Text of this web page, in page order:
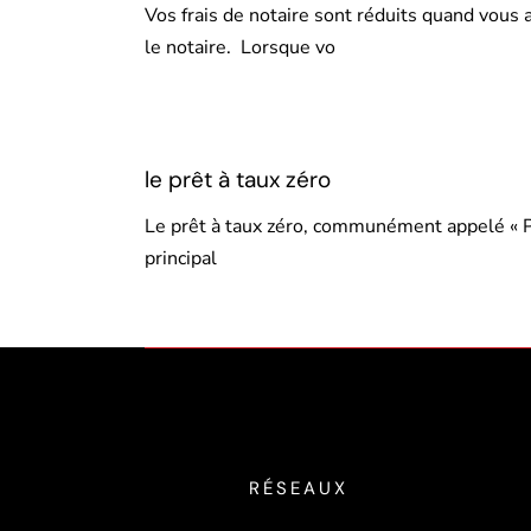
Vos frais de notaire sont réduits quand vous
le notaire. Lorsque vo
le prêt à taux zéro
Le prêt à taux zéro, communément appelé
principal
RÉSEAUX